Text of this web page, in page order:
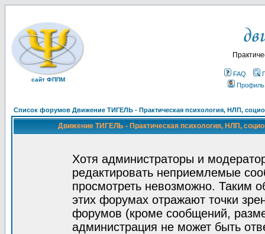
сайт ФППМ
FAQ
Профиль
Список форумов Движение ТИГЕЛЬ - Практическая психология, НЛП,
Движение ТИГЕЛЬ - Практическая психология, НЛП,
Хотя администраторы и
редактировать неприемлемые
просмотреть невозможно. Таким
этих форумах отражают точки
форумов (кроме сообщений,
администрация не может быть